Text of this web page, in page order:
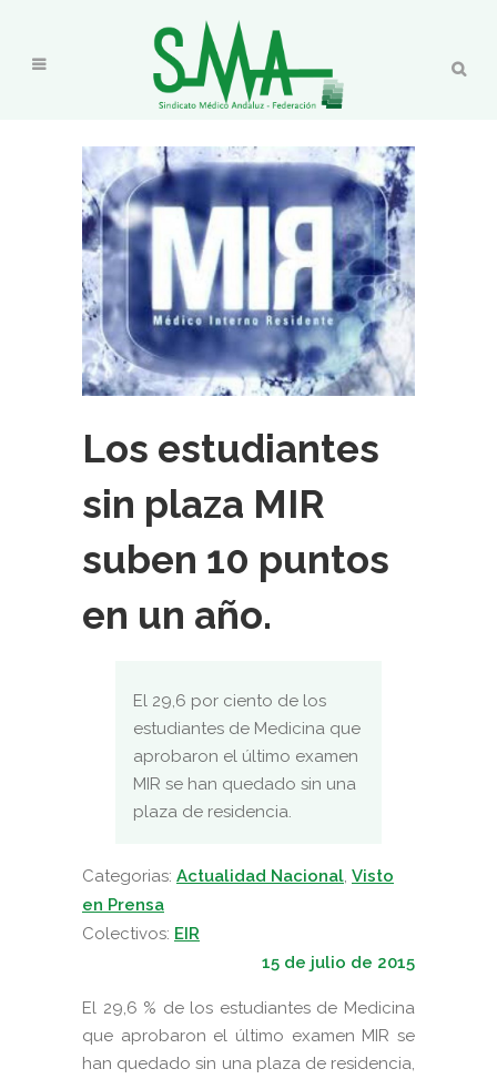
Los estudiantes
sin plaza MIR
suben 10 puntos
en un año.
El 29,6 por ciento de los
estudiantes de Medicina que
aprobaron el último examen
MIR se han quedado sin una
plaza de residencia.
Categorias: Actualidad Nacional Visto
en Prensa
Colectivos: EIR
15 de julio de 2015
El 29,6 % de los estudiantes de Medicina
que aprobaron el último examen MIR se
han quedado sin una plaza de residencia,